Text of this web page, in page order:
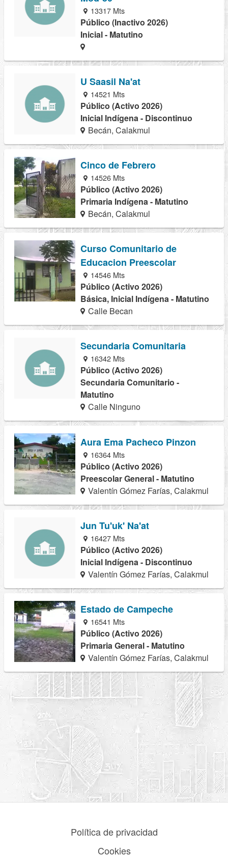
13317 Mts
Público (Inactivo 2026)
Inicial - Matutino
U Saasil Na'at
14521 Mts
Público (Activo 2026)
Inicial Indígena - Discontinuo
Becán, Calakmul
Cinco de Febrero
14526 Mts
Público (Activo 2026)
Primaria Indígena - Matutino
Becán, Calakmul
Curso Comunitario de
Educacion Preescolar
14546 Mts
Público (Activo 2026)
Básica, Inicial Indígena - Matutino
Calle Becan
Secundaria Comunitaria
16342 Mts
Público (Activo 2026)
Secundaria Comunitario -
Matutino
Calle Ninguno
Aura Ema Pacheco Pinzon
16364 Mts
Público (Activo 2026)
Preescolar General - Matutino
Valentín Gómez Farías, Calakmul
Jun Tu'uk' Na'at
16427 Mts
Público (Activo 2026)
Inicial Indígena - Discontinuo
Valentín Gómez Farías, Calakmul
Estado de Campeche
16541 Mts
Público (Activo 2026)
Primaria General - Matutino
Valentín Gómez Farías, Calakmul
Política de privacidad
Cookies